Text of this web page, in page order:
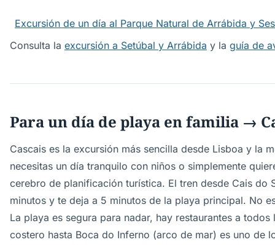
Excursión de un día al Parque Natural de Arrábida y
Consulta la excursión a Setúbal y Arrábida y la guía de
Para un día de playa en familia →
Cascais es la excursión más sencilla desde Lisboa y la
necesitas un día tranquilo con niños o simplemente
cerebro de planificación turística. El tren desde Cais do
minutos y te deja a 5 minutos de la playa principal. No
La playa es segura para nadar, hay restaurantes a
costero hasta Boca do Inferno (arco de mar) es uno de